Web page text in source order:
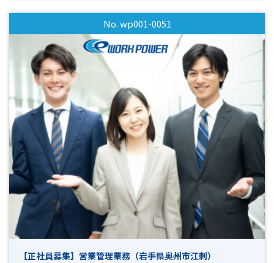
りません！ ◎社員さんが丁寧にしっかり教えてくれるので未
経験の方も安心してご応募下さい！ ◎就業前の見学OKですの
でお気軽にお問い合わせください！ ≪その他≫ ・フルタイム
・しっかり稼げる ・高時給 ・日勤 ・残業少なめ ・未経験OK
・男女スタッフ活躍中 ・長期歓迎 ・週払いOK（規定有） ・
工場見学可 ☆☆まずはお気軽にお問い合わせください。☆☆
*-*-*-*-*-*-*-*-*-*-*-*-*-*-*-*-*-*-*-*-*-*-*-*-*-*-*-*-*-*-*-*-
*-*-*-*-*-*-*-*-*-*-*-*-*-*-*-*-*- 「面白そう！」「高時給で
しっかり稼ぎたい！」「ブランクがあるけど働きたい！」
「未経験だけどお仕事をやってみたい！」などなど… 少し
でも興味がありましたら、まずはお気軽にお問い合わせくだ
さい！ 今は別のお仕事をされていて退職後から働き始めた
いという方も大歓迎です♪ 皆様のご応募心よりお待ちして
おります！！(^^)/ 【ご応募から採用までの流れ】 ◎ＷＥＢや
お電話でご応募ください ▼ （ 受付 ） ◎弊社担当より
お電話にて折り返しご連絡致します ▼ （ 面接日調整・
予約 （所要時間１０分程度） ） ◎面接・お仕事説明
▼ （ これまでの職務経歴やお仕事へのご希望等お聞かせ
ください ） ◎工場見学 ▼ （ 見学後、就業希望確認と
No. wp001-0051
【正社員募集】営業管理業務（岩手県奥州市江刺）